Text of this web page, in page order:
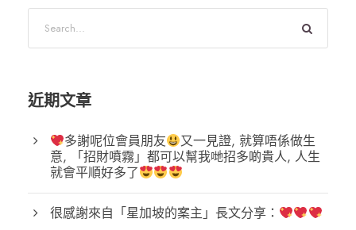
近期文章
多謝呢位會員朋友
又一見證, 就算唔係做生
意, 「招財噴霧」都可以幫我哋招多啲貴人, 人生
就會平順好多了
很感謝來自「星加坡的案主」長文分享：